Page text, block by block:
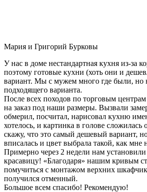
Мария и Григорий Бурковы
У нас в доме нестандартная кухня из-за
поэтому готовые кухни (хоть они и
вариант. Мы с мужем много где были, но
подходящего варианта.
После всех походов по торговым
на заказ под наши размеры. Вызвали
обмерил, посчитал, нарисовал кухню
хотелось, и картинка в голове сложилась
скажу, что это самый дешевый вариант,
вписалась и цвет выбрала такой, как мне
Примерно через 2 недели нам
красавицу! «Благодаря» нашим кривым
помучиться с монтажом верхних
получился отменный.
Большое всем спасибо! Рекомендую!